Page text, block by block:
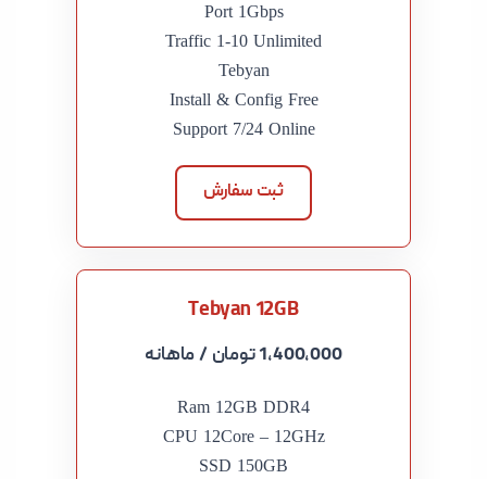
Port 1Gbps
Traffic 1-10 Unlimited
Tebyan
Install & Config Free
Support 7/24 Online
ثبت سفارش
Tebyan 12GB
1,400,000 تومان / ماهانه
Ram 12GB DDR4
CPU 12Core – 12GHz
SSD 150GB